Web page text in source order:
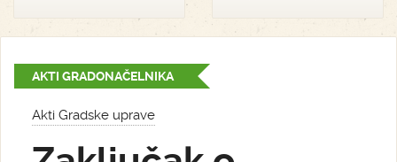
AKTI GRADONAČELNIKA
Akti Gradske uprave